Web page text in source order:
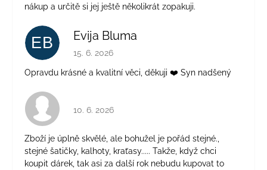
nákup a určitě si jej ještě několikrát zopakuji.
EB Evija Bluma
Hodnocení obchodu je 5 z 5 hvězdiček.
15. 6. 2026
Opravdu krásné a kvalitní věci, děkuji ❤️ Syn nadšený
Hodnocení obchodu je 4 z 5 hvězdiček.
10. 6. 2026
Zboží je úplně skvělé, ale bohužel je pořád stejné.,
stejné šatičky, kalhoty, kraťasy..... Takže, když chci
koupit dárek, tak asi za další rok nebudu kupovat to